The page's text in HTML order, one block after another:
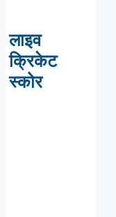
लाइव
क्रिकेट
स्कोर